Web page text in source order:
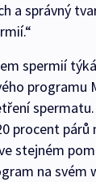
a správný
spermií
programu
procent
stejném
na svém